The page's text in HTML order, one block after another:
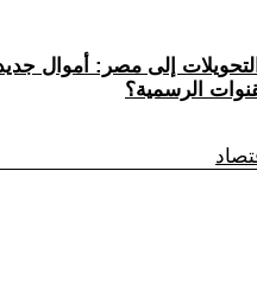
التحويلات إلى مصر: أموال
الرسمية؟